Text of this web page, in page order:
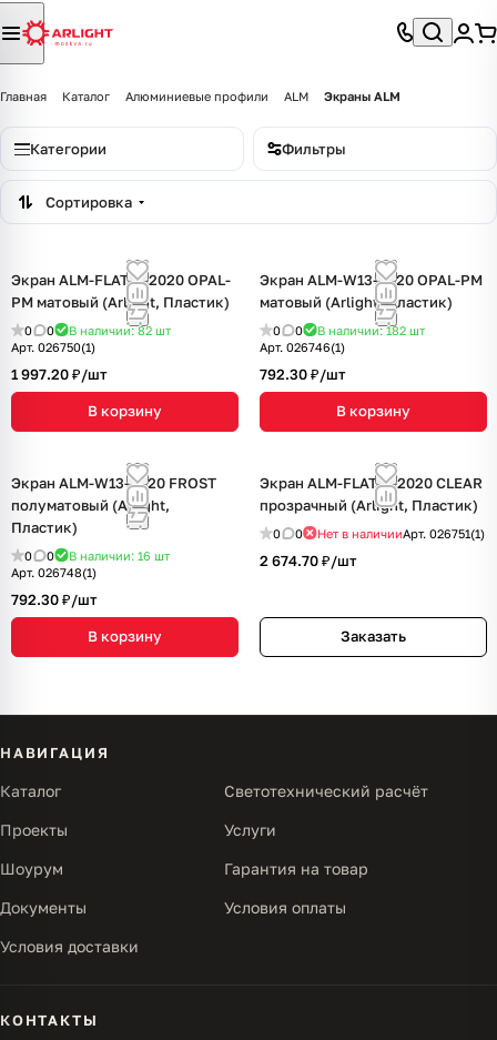
Главная Каталог Алюминиевые профили ALM Экраны ALM
Категории Фильтры
Сортировка
Экран ALM-FLAT-S-2020 OPAL-
PM матовый (Arlight, Пластик)
0 0 В наличии: 82 шт
Арт. 026750(1)
1 997.20 ₽/шт
В корзину
Экран ALM-W13-2020 OPAL-PM
матовый (Arlight, Пластик)
0 0 В наличии: 182 шт
Арт. 026746(1)
792.30 ₽/шт
В корзину
Экран ALM-W13-2020 FROST
полуматовый (Arlight,
Пластик)
0 0 В наличии: 16 шт
Арт. 026748(1)
792.30 ₽/шт
В корзину
Экран ALM-FLAT-S-2020 CLEAR
прозрачный (Arlight, Пластик)
0 0 Нет в наличииАрт. 026751(1)
2 674.70 ₽/шт
Заказать
НАВИГАЦИЯ
Каталог Светотехнический расчёт
Проекты Услуги
Шоурум Гарантия на товар
Документы Условия оплаты
Условия доставки
КОНТАКТЫ